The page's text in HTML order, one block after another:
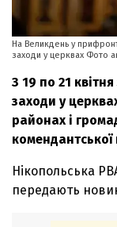
На Великдень у
заходи у церквах Фото
З 19 по 21
заходи у
районах і
комендантської
Нікопольська
передають